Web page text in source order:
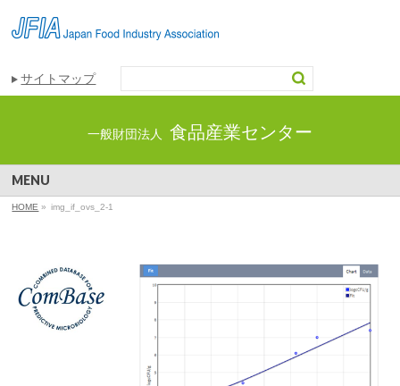
サイトマップ
一般財団法人 食品産業センター
MENU
HOME » img_if_ovs_2-1